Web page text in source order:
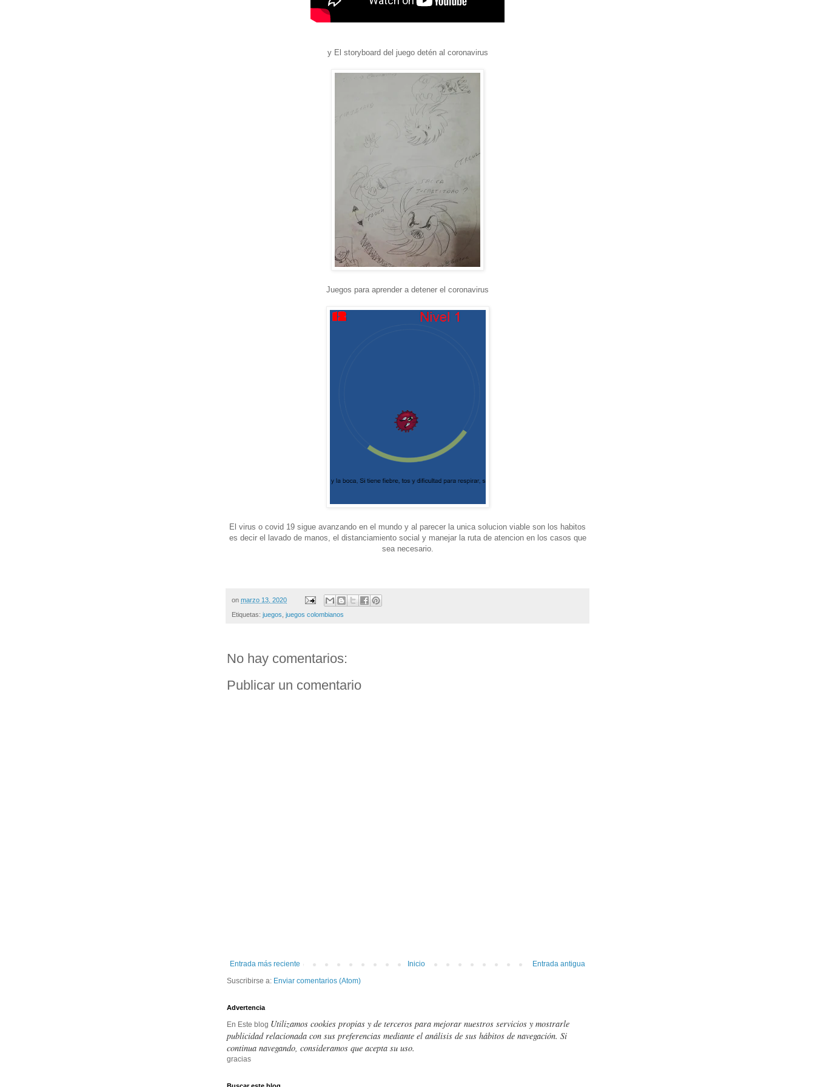
y El storyboard del juego detén al coronavirus
Juegos para aprender a detener el coronavirus
El virus o covid 19 sigue avanzando en el mundo y al parecer la unica solucion viable son los habitos
es decir el lavado de manos, el distanciamiento social y manejar la ruta de atencion en los casos que
sea necesario.
on marzo 13, 2020
Etiquetas: juegos juegos colombianos
No hay comentarios:
Publicar un comentario
Entrada más reciente Entrada antigua
Inicio
Suscribirse a: Enviar comentarios (Atom)
Advertencia
En Este blog Utilizamos cookies propias y de terceros para mejorar nuestros servicios y mostrarle
publicidad relacionada con sus preferencias mediante el análisis de sus hábitos de navegación. Si
continua navegando, consideramos que acepta su uso.
gracias